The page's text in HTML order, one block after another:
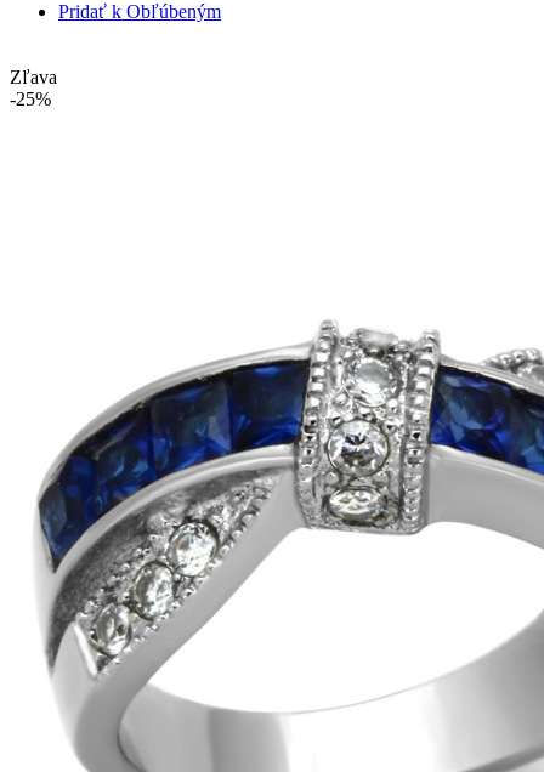
Pridať k Obľúbeným
Zľava
-25%